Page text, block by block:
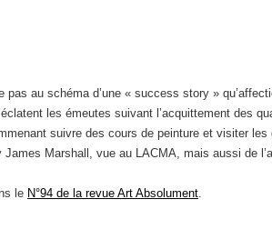
au schéma d’une « success story »
les émeutes suivant l’acquittement des
suivre des cours de peinture et visiter
Marshall, vue au LACMA, mais aussi de
le N°94 de la revue Art Absolument.